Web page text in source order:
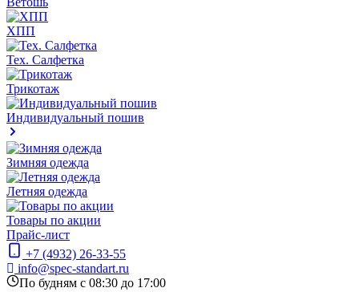
ХПП
Тех. Салфетка
Трикотаж
Индивидуальный пошив
Зимняя одежда
Летняя одежда
Товары по акции
Прайс-лист
+7 (4932) 26-33-55
info@spec-standart.ru
По будням с 08:30 до 17:00